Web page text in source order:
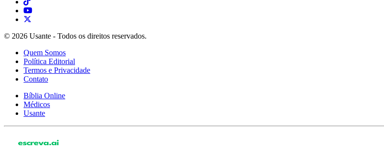
© 2026 Usante - Todos os direitos reservados.
Quem Somos
Política Editorial
Termos e Privacidade
Contato
Bíblia Online
Médicos
Usante